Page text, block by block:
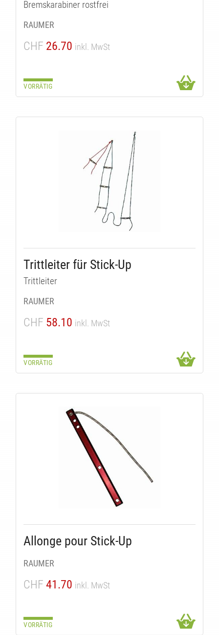
Bremskarabiner rostfrei
RAUMER
CHF 26.70 inkl. MwSt
VORRÄTIG
Trittleiter für Stick-Up
Trittleiter
RAUMER
CHF 58.10 inkl. MwSt
VORRÄTIG
Allonge pour Stick-Up
RAUMER
CHF 41.70 inkl. MwSt
VORRÄTIG